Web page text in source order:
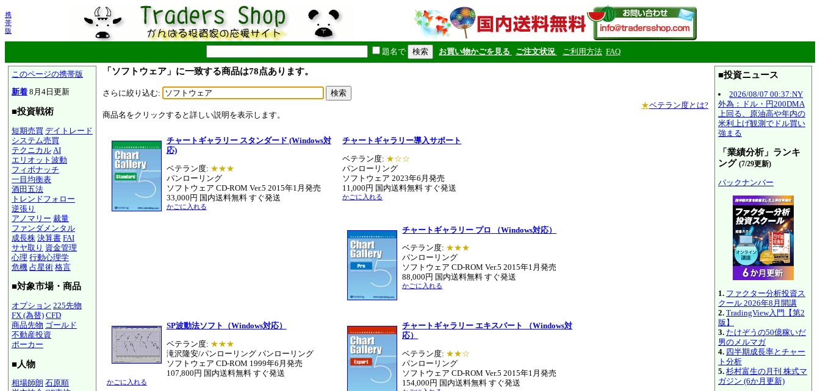
携
帯
版
題名で お買い物かごを見る ご注文状況 ご利用方法 FAQ
このページの携帯版
新着 8月4日更新
■投資戦術
短期売買 デイトレード
システム売買
テクニカル AI
エリオット波動
フィボナッチ
一目均衡表
酒田五法
トレンドフォロー
逆張り
アノマリー 裁量
ファンダメンタル
成長株 決算書 FAI
サヤ取り 資金管理
心理 行動心理学
危機 占星術 格言
■対象市場・商品
オプション 225先物
FX (為替) CFD
商品先物 ゴールド
不動産投資
ポーカー
■人物
相場師朗 石原順
「ソフトウェア」に一致する商品は78点あります。
さらに絞り込む:
★ベテラン度とは?
商品名をクリックすると詳しい説明を表示します。
チャートギャラリー スタンダード (Windows対
応)
ベテラン度: ★★★
パンローリング
ソフトウェア CD-ROM Ver.5 2015年1月発売
33,000円 国内送料無料 すぐ発送
かごに入れる
チャートギャラリー導入サポート
ベテラン度: ★☆☆
パンローリング
ソフトウェア 2023年6月発売
11,000円 国内送料無料 すぐ発送
かごに入れる
チャートギャラリー プロ （Windows対応）
ベテラン度: ★★★
パンローリング
ソフトウェア CD-ROM Ver.5 2015年1月発売
88,000円 国内送料無料 すぐ発送
かごに入れる
SP波動法ソフト（Windows対応）
ベテラン度: ★★★
滝沢隆安/パンローリング パンローリング
ソフトウェア CD-ROM 1999年6月発売
107,800円 国内送料無料 すぐ発送
かごに入れる
チャートギャラリー エキスパート （Windows対
応）
ベテラン度: ★★☆
パンローリング
ソフトウェア CD-ROM Ver.5 2015年1月発売
154,000円 国内送料無料 すぐ発送
■投資ニュース
2026/08/07 00:37:NY
外為：ドル・円200DMA
上回る、原油高や年内の
米利上げ観測でドル買い
強まる
「業績分析」ランキ
ング (7/29更新)
バックナンバー
1. ファクター分析投資ス
クール 2026年8月開講
2. TradingView入門【第2
版】
3. たけぞうの50億稼いだ
男のメルマガ
4. 四半期成長率とチャー
ト分析
5. 杉村富生の月刊 株式マ
ガジン (6か月更新)